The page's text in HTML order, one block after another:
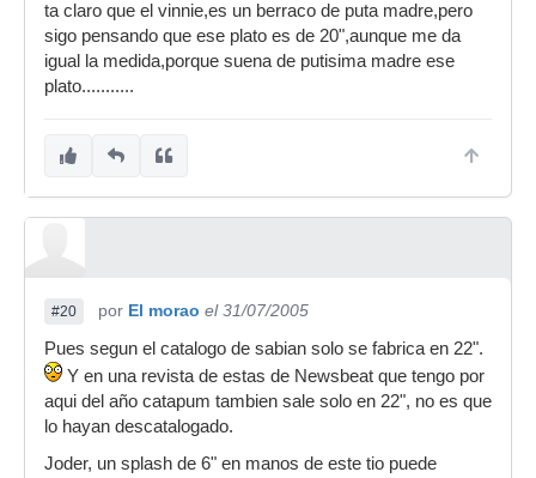
ta claro que el vinnie,es un berraco de puta madre,pero
sigo pensando que ese plato es de 20",aunque me da
igual la medida,porque suena de putisima madre ese
plato...........
#20 por El morao el 31/07/2005
Pues segun el catalogo de sabian solo se fabrica en 22".
Y en una revista de estas de Newsbeat que tengo por
aqui del año catapum tambien sale solo en 22", no es que
lo hayan descatalogado.
Joder, un splash de 6" en manos de este tio puede